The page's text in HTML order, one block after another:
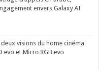
envers Galaxy AI
visions du home cinéma
evo et Micro RGB evo